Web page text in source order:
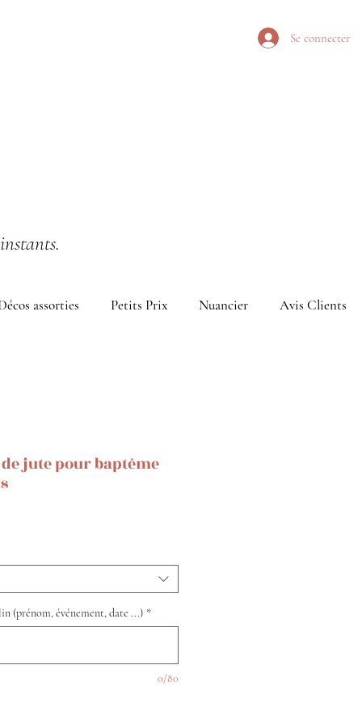
Se connecter
assorties Petits Prix Nuancier Avis Clients
jute pour baptême
(prénom, événement, date ...) *
0/80